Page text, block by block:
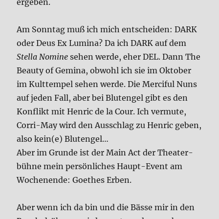
erge­ben.
Am Sonn­tag muß ich mich ent­schei­den: DARK
oder Deus Ex Lumi­na? Da ich DARK auf dem
Stel­la Nomi­ne sehen wer­de, eher DEL. Dann The
Beau­ty of Gemi­na, obwohl ich sie im Okto­ber
im Kult­tem­pel sehen wer­de. Die Mer­ciful Nuns
auf jeden Fall, aber bei Blut­engel gibt es den
Kon­flikt mit Hen­ric de la Cour. Ich ver­mu­te,
Cor­ri-May wird den Aus­schlag zu Hen­ric geben,
also kein(e) Blut­engel…
Aber im Grun­de ist der Main Act der Thea­ter­
büh­ne mein per­sön­li­ches Haupt-Event am
Wochen­en­de: Goe­thes Erben.
Aber wenn ich da bin und die Bäs­se mir in den